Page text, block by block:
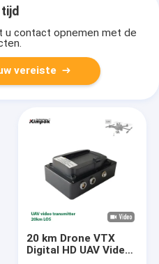
u contact opnemen met de
vereiste
20 km Drone VTX
Digital HD UAV Video